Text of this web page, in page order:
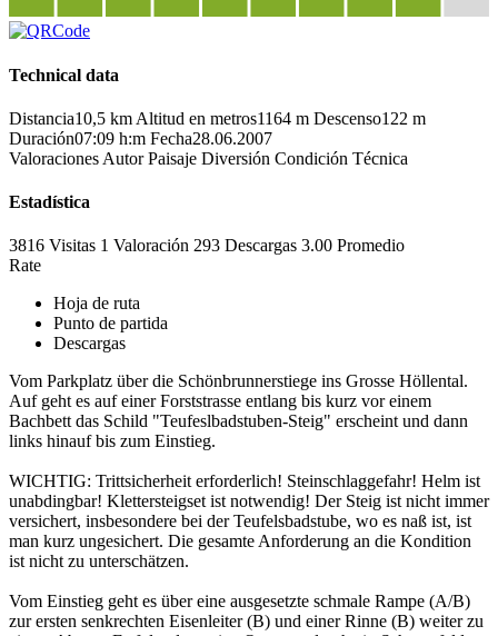
Technical data
Distancia10,5 km Altitud en metros1164 m Descenso122 m
Duración07:09 h:m Fecha28.06.2007
Valoraciones Autor Paisaje Diversión Condición Técnica
Estadística
3816 Visitas 1 Valoración 293 Descargas 3.00 Promedio
Rate
Hoja de ruta
Punto de partida
Descargas
Vom Parkplatz über die Schönbrunnerstiege ins Grosse Höllental.
Auf geht es auf einer Forststrasse entlang bis kurz vor einem
Bachbett das Schild "Teufeslbadstuben-Steig" erscheint und dann
links hinauf bis zum Einstieg.
WICHTIG: Trittsicherheit erforderlich! Steinschlaggefahr! Helm ist
unabdingbar! Klettersteigset ist notwendig! Der Steig ist nicht immer
versichert, insbesondere bei der Teufelsbadstube, wo es naß ist, ist
man kurz ungesichert. Die gesamte Anforderung an die Kondition
ist nicht zu unterschätzen.
Vom Einstieg geht es über eine ausgesetzte schmale Rampe (A/B)
zur ersten senkrechten Eisenleiter (B) und einer Rinne (B) weiter zu